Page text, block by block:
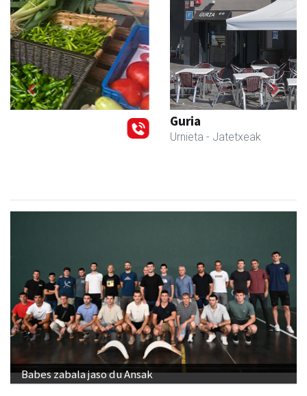
Previous Next
Babes zabala jaso du Ansak